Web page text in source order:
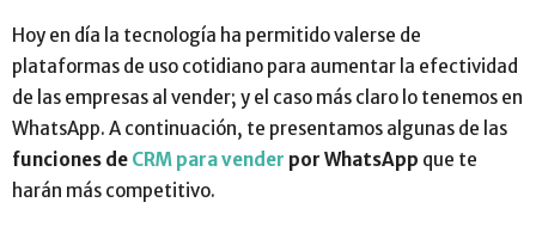
Hoy en día la tecnología ha permitido valerse de
plataformas de uso cotidiano para aumentar la efectividad
de las empresas al vender; y el caso más claro lo tenemos en
WhatsApp. A continuación, te presentamos algunas de las
funciones de CRM para vender por WhatsApp que te
harán más competitivo.